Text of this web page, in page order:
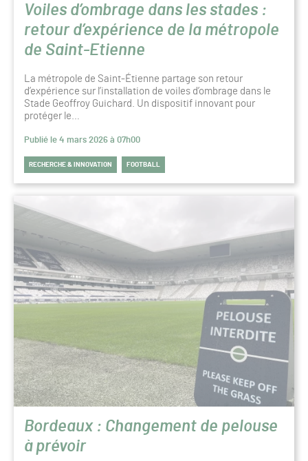
Voiles d’ombrage dans les stades :
retour d’expérience de la métropole
de Saint-Etienne
La métropole de Saint-Étienne partage son retour
d’expérience sur l’installation de voiles d’ombrage dans le
Stade Geoffroy Guichard. Un dispositif innovant pour
protéger le…
Publié le 4 mars 2026 à 07h00
RECHERCHE & INNOVATION FOOTBALL
Bordeaux : Changement de pelouse
à prévoir